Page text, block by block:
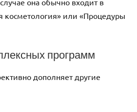
косметология» или «Процедуры
программ
дополняет другие